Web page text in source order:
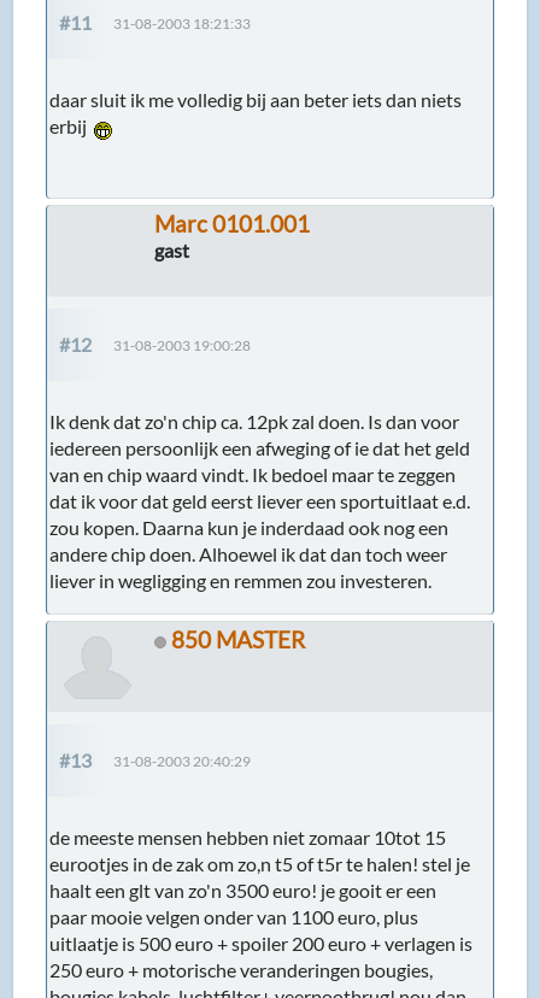
#11 31-08-2003 18:21:33
daar sluit ik me volledig bij aan beter iets dan niets
erbij
Marc 0101.001
gast
#12 31-08-2003 19:00:28
Ik denk dat zo'n chip ca. 12pk zal doen. Is dan voor
iedereen persoonlijk een afweging of ie dat het geld
van en chip waard vindt. Ik bedoel maar te zeggen
dat ik voor dat geld eerst liever een sportuitlaat e.d.
zou kopen. Daarna kun je inderdaad ook nog een
andere chip doen. Alhoewel ik dat dan toch weer
liever in wegligging en remmen zou investeren.
850 MASTER
#13 31-08-2003 20:40:29
de meeste mensen hebben niet zomaar 10tot 15
eurootjes in de zak om zo,n t5 of t5r te halen! stel je
haalt een glt van zo'n 3500 euro! je gooit er een
paar mooie velgen onder van 1100 euro, plus
uitlaatje is 500 euro + spoiler 200 euro + verlagen is
250 euro + motorische veranderingen bougies,